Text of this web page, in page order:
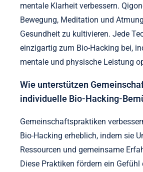
mentale Klarheit verbessern.
Bewegung, Meditation und
Gesundheit zu kultivieren. Jede
einzigartig zum Bio-Hacking bei,
mentale und physische Leistung
Wie unterstützen
individuelle Bio-Hacking-
Gemeinschaftspraktiken
Bio-Hacking erheblich, indem sie
Ressourcen und gemeinsame
Diese Praktiken fördern ein